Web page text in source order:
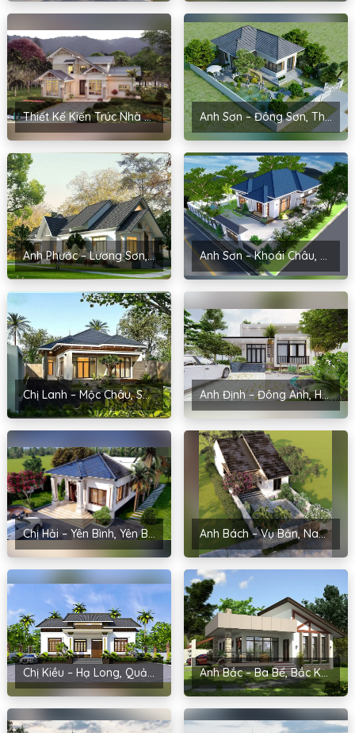
Thiết Kế Kiến Trúc Nhà Đẹp Tại Hải Dương Cho Anh Hậu – Cẩm Bình Anh Sơn – Đông Sơn, Thanh Hóa
Anh Phước – Lương Sơn, Hòa Bình Anh Sơn – Khoái Châu, Hưng Yên
Chị Lanh – Mộc Châu, Sơn La Anh Định – Đông Anh, Hà Nội
Chị Hải – Yên Bình, Yên Bái Anh Bách – Vụ Bản, Nam Định
Chị Kiều – Hạ Long, Quảng Ninh Anh Bắc – Ba Bể, Bắc Kạn